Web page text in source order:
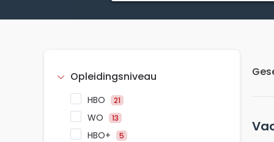
Opleidingsniveau
HBO 21
WO 13
HBO+ 5